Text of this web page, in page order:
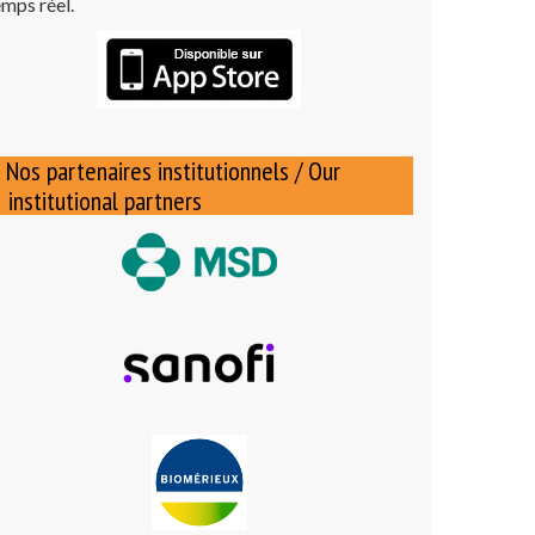
Nos partenaires institutionnels / Our
institutional partners